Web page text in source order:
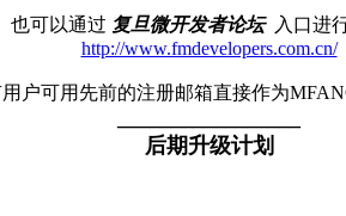
也可以通过 复旦微开发者论坛 入口进
http://www.fmdevelopers.com.cn/
用户可用先前的注册邮箱直接作为
后期升级计划